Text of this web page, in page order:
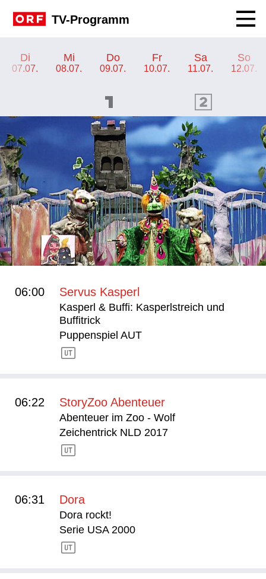
TV-Programm
Di
07.07.
Mi
08.07.
Do
09.07.
Fr
10.07.
Sa
11.07.
So
12.07.
ORF 2 Programm
06:00 Servus Kasperl
Kasperl & Buffi: Kasperlstreich und
Buffitrick
Puppenspiel AUT
06:22 StoryZoo Abenteuer
Abenteuer im Zoo - Wolf
Zeichentrick NLD 2017
06:31 Dora
Dora rockt!
Serie USA 2000